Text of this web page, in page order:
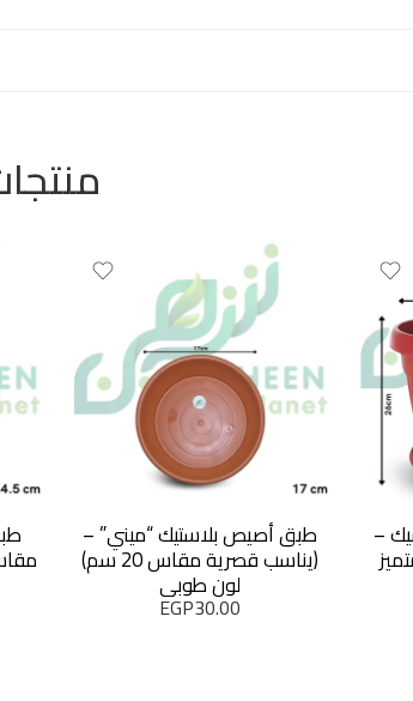
– طبق أصيص بلاستيك “ميني” –
(يناسب قصرية مقاس 20 سم)
لون طوبي
EGP30.00
مقاس 35 سم